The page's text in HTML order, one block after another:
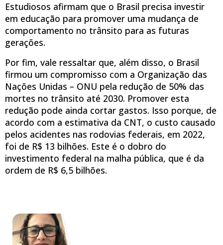
Estudiosos afirmam que o Brasil precisa investir
em educação para promover uma mudança de
comportamento no trânsito para as futuras
gerações.
Por fim, vale ressaltar que, além disso, o Brasil
firmou um compromisso com a Organização das
Nações Unidas – ONU pela redução de 50% das
mortes no trânsito até 2030. Promover esta
redução pode ainda cortar gastos. Isso porque, de
acordo com a estimativa da CNT, o custo causado
pelos acidentes nas rodovias federais, em 2022,
foi de R$ 13 bilhões. Este é o dobro do
investimento federal na malha pública, que é da
ordem de R$ 6,5 bilhões.